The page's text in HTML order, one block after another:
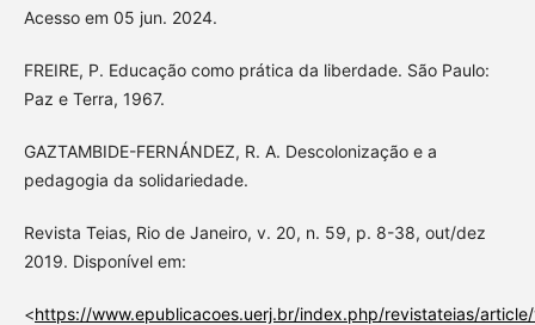
Acesso em 05 jun. 2024.
FREIRE, P. Educação como prática da liberdade. São Paulo:
Paz e Terra, 1967.
GAZTAMBIDE-FERNÁNDEZ, R. A. Descolonização e a
pedagogia da solidariedade.
Revista Teias, Rio de Janeiro, v. 20, n. 59, p. 8-38, out/dez
2019. Disponível em:
<https://www.epublicacoes.uerj.br/index.php/revistateias/